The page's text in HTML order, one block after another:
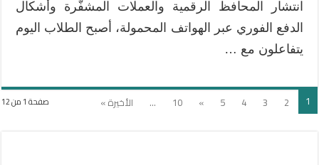
انتشار المحافظ الرقمية والعملات المشفّرة وأشكال
الدفع الفوري عبر الهواتف المحمولة، أصبح الطلاب اليوم
يتفاعلون مع …
صفحة 1 من 12 1
2
3
4
5
»
10
... الأخيرة »